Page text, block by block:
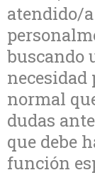
atendido/
buscando
necesidad
normal
dudas
que debe
función